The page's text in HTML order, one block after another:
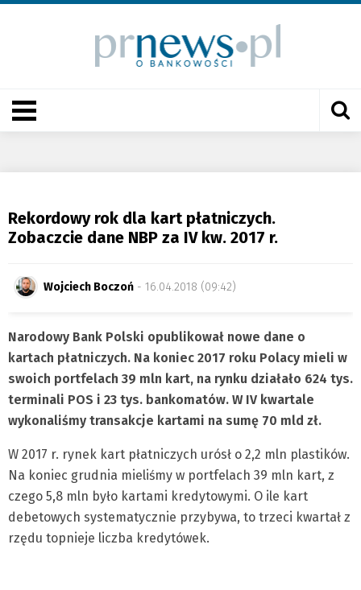
Rekordowy rok dla kart płatniczych.
Zobaczcie dane NBP za IV kw. 2017 r.
Wojciech Boczoń - 16.04.2018 (09:42)
Narodowy Bank Polski opublikował nowe dane o
kartach płatniczych. Na koniec 2017 roku Polacy mieli w
swoich portfelach 39 mln kart, na rynku działało 624 tys.
terminali POS i 23 tys. bankomatów. W IV kwartale
wykonaliśmy transakcje kartami na sumę 70 mld zł.
W 2017 r. rynek kart płatniczych urósł o 2,2 mln plastików.
Na koniec grudnia mieliśmy w portfelach 39 mln kart, z
czego 5,8 mln było kartami kredytowymi. O ile kart
debetowych systematycznie przybywa, to trzeci kwartał z
rzędu topnieje liczba kredytówek.